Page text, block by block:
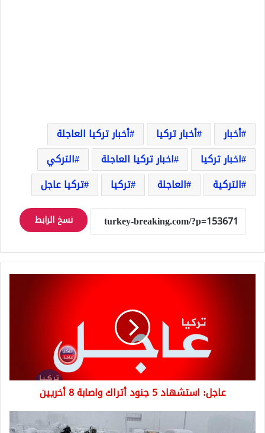
أخبار أخبار تركيا
أخبار تركيا العاجلة
اخبار تركيا
اخبار تركيا العاجلة
التركي
التركية
العاجلة تركيا تركيا عاجل
نسخ الرابط
عاجل: استشهاد 5 جنود أتراك واصابة 8 أخريين